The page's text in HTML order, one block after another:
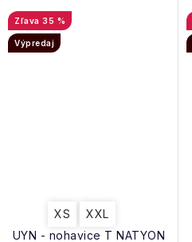
UYN - nohavice T NATYON
35 %
Výpredaj
XS XXL